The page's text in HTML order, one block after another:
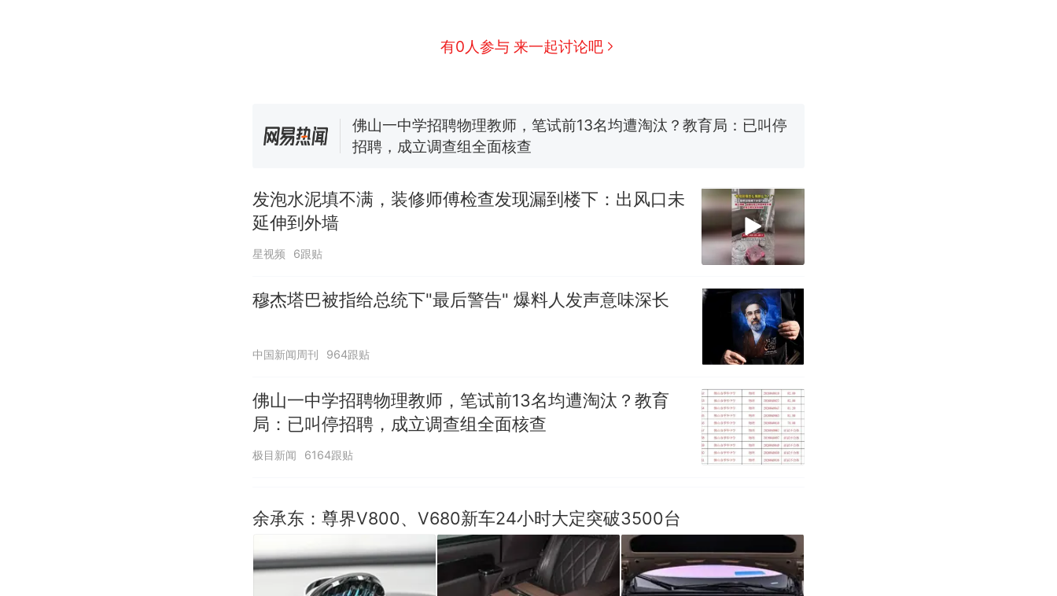
有0人参与 来一起讨论吧
佛山一中学招聘物理教师，笔试前13名均遭淘汰？教育局：已叫停
招聘，成立调查组全面核查
热 那个在床头放菜刀的女孩，因老师一句“跟我回家”改写了人生
发泡水泥填不满，装修师傅检查发现漏到楼下：出风口未
延伸到外墙
星视频 6跟贴
穆杰塔巴被指给总统下"最后警告" 爆料人发声意味深长
中国新闻周刊 964跟贴
佛山一中学招聘物理教师，笔试前13名均遭淘汰？教育
局：已叫停招聘，成立调查组全面核查
极目新闻 6164跟贴
余承东：尊界V800、V680新车24小时大定突破3500台